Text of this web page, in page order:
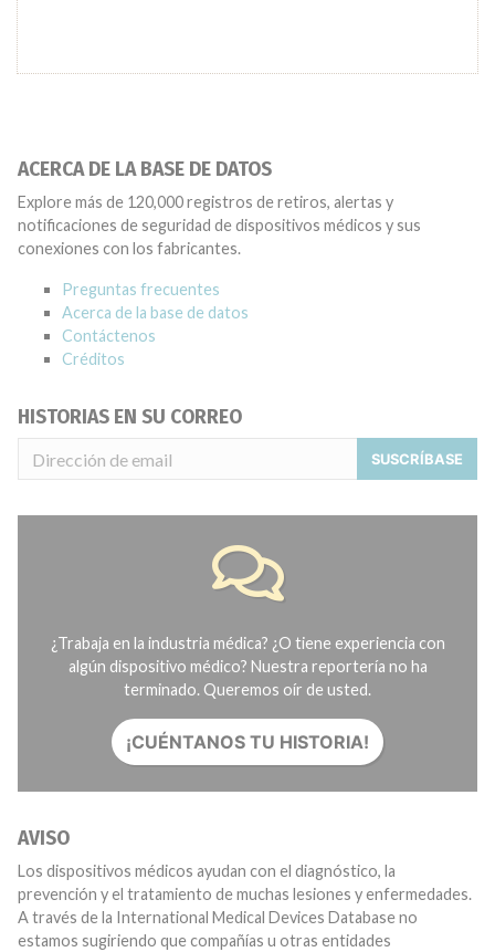
ACERCA DE LA BASE DE DATOS
Explore más de 120,000 registros de retiros, alertas y
notificaciones de seguridad de dispositivos médicos y sus
conexiones con los fabricantes.
Preguntas frecuentes
Acerca de la base de datos
Contáctenos
Créditos
HISTORIAS EN SU CORREO
SUSCRÍBASE
¿Trabaja en la industria médica? ¿O tiene experiencia con
algún dispositivo médico? Nuestra reportería no ha
terminado. Queremos oír de usted.
¡CUÉNTANOS TU HISTORIA!
AVISO
Los dispositivos médicos ayudan con el diagnóstico, la
prevención y el tratamiento de muchas lesiones y enfermedades.
A través de la International Medical Devices Database no
estamos sugiriendo que compañías u otras entidades